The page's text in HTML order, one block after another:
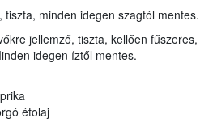
tiszta, minden idegen szagtól mentes.
jellemző, tiszta, kellően fűszeres,
idegen íztől mentes.
étolaj